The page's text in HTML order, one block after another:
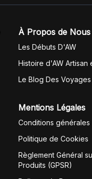
À Propos de Nous
Les Débuts D'AW
Histoire d'AW Artisan
Le Blog Des
Mentions Légales
Conditions générales
Politique de Cookies
Règlement Général
Produits (GPSR)